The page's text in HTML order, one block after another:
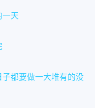
一天
都要做一大堆有的没